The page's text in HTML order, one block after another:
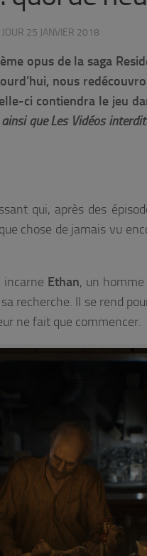
25 JANVIER 2018
opus de la saga
nous
ci contiendra le jeu
que Les Vidéos
qui, après des
chose de jamais vu
incarne Ethan, un
recherche. Il se rend
ne fait que commencer.